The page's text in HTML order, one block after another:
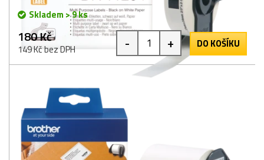
Skladem > 9 ks
180 Kč
149 Kč bez DPH - + DO KOŠÍKU